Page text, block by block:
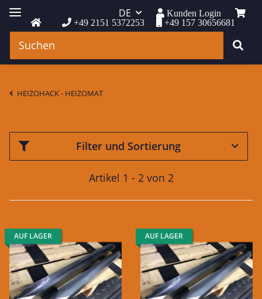
+49 2151 5372253 +49 157 30656681
DE Kunden Login
HEIZOHACK - HEIZOMAT
Filter und Sortierung
Artikel 1 - 2 von 2
AUF LAGER AUF LAGER